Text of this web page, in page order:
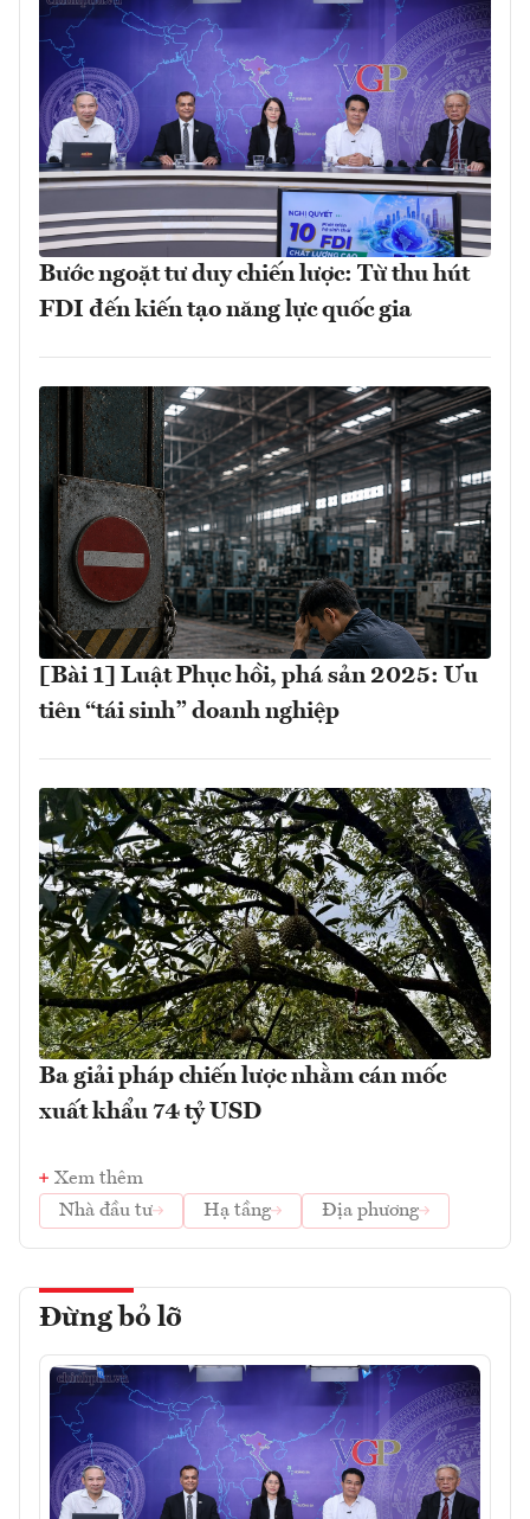
Bước ngoặt tư duy chiến lược: Từ thu hút
FDI đến kiến tạo năng lực quốc gia
[Bài 1] Luật Phục hồi, phá sản 2025: Ưu
tiên “tái sinh” doanh nghiệp
Ba giải pháp chiến lược nhằm cán mốc
xuất khẩu 74 tỷ USD
Xem thêm
Nhà đầu tư
Hạ tầng Địa phương
Đừng bỏ lỡ